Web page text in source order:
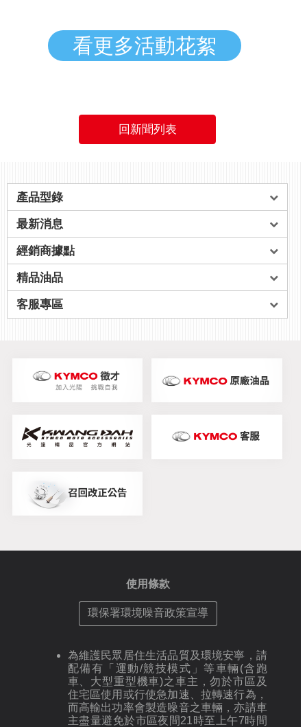
看更多活動花絮
回新聞列表
產品型錄
最新消息
經銷商據點
精品油品
客服專區
使用條款
環保署環境噪音政策宣導
為維護民眾居住生活品質及環境安寧，請
配備有「運動/競技模式」等車輛(含跑
車、大型重型機車)之車主，勿於市區及
住宅區使用或行使急加速、拉轉速行為，
而高輸出功率會製造噪音之車輛，亦請車
主盡量避免於市區夜間21時至上午7時間